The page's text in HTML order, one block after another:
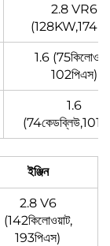
2.8 VR6
1.6
102পিএস)
1.6
ইঞ্জিন
2.8 V6
(142কিলোওয়াট,
193পিএস)